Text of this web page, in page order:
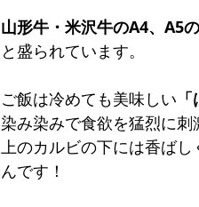
山形牛・米沢牛のA4、A5
と盛られています。
ご飯は冷めても美味しい
染み染みで食欲を猛烈に
上のカルビの下には香ば
んです！